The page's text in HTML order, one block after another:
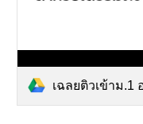
เฉลยติวเข้าม.1